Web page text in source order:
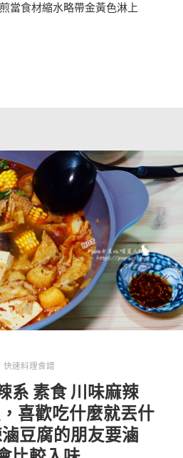
當食材縮水略帶金黃色淋上
快速料理食譜
系 素食 川味麻辣
喜歡吃什麼就丟什
豆腐的朋友要滷